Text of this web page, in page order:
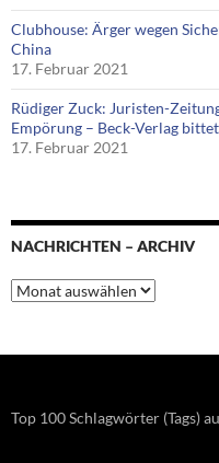
Clubhouse: Ärger wegen
China
17. Februar 2021
Rüdiger Zuck: Juristen-
Empörung – Beck-Verlag
17. Februar 2021
NACHRICHTEN – ARCHIV
Nachrichten
–
Top 100 Schlagwörter (Tags)